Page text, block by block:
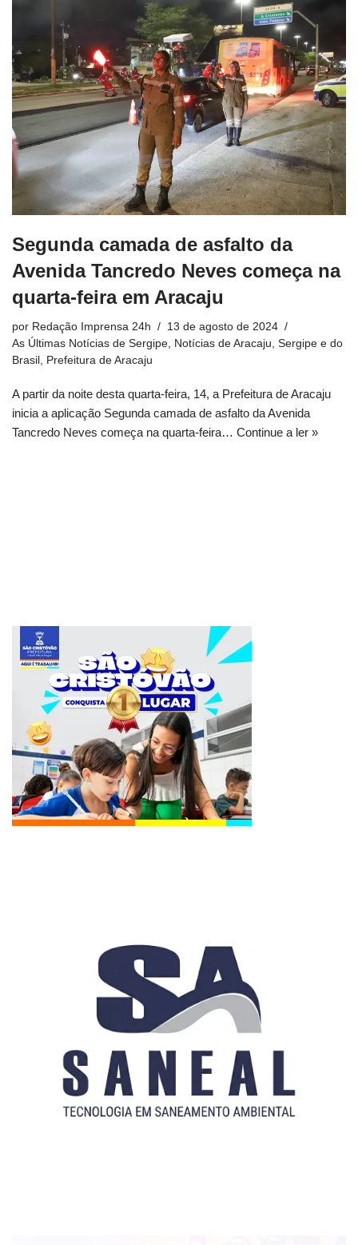
Segunda camada de asfalto da
Avenida Tancredo Neves começa na
quarta-feira em Aracaju
por Redação Imprensa 24h
13 de agosto de 2024
As Últimas Notícias de Sergipe Notícias de Aracaju, Sergipe e do
Brasil Prefeitura de Aracaju
A partir da noite desta quarta-feira, 14, a Prefeitura de Aracaju
inicia a aplicação Segunda camada de asfalto da Avenida
Tancredo Neves começa na quarta-feira… Continue a ler »